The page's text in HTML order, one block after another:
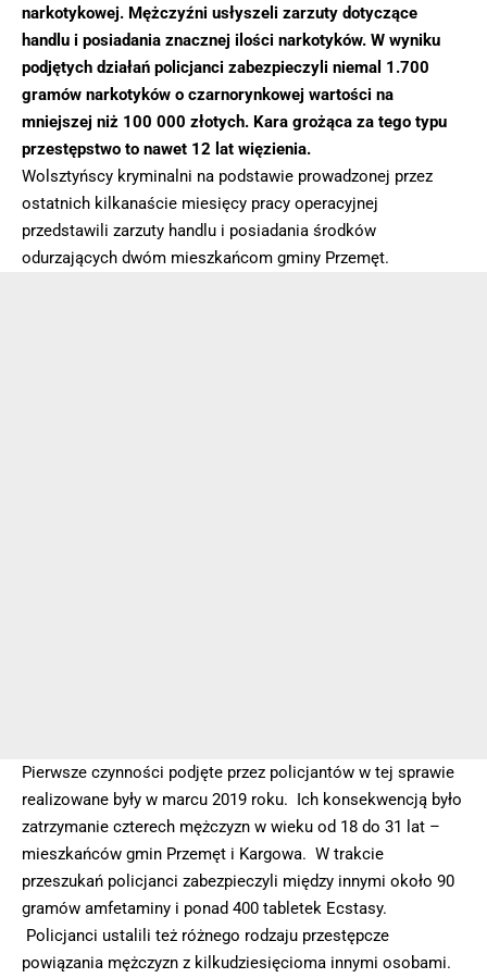
narkotykowej. Mężczyźni usłyszeli zarzuty dotyczące
handlu i posiadania znacznej ilości narkotyków. W wyniku
podjętych działań policjanci zabezpieczyli niemal 1.700
gramów narkotyków o czarnorynkowej wartości na
mniejszej niż 100 000 złotych. Kara grożąca za tego typu
przestępstwo to nawet 12 lat więzienia.
Wolsztyńscy kryminalni na podstawie prowadzonej przez
ostatnich kilkanaście miesięcy pracy operacyjnej
przedstawili zarzuty handlu i posiadania środków
odurzających dwóm mieszkańcom gminy Przemęt.
Pierwsze czynności podjęte przez policjantów w tej sprawie
realizowane były w marcu 2019 roku. Ich konsekwencją było
zatrzymanie czterech mężczyzn w wieku od 18 do 31 lat –
mieszkańców gmin Przemęt i Kargowa. W trakcie
przeszukań policjanci zabezpieczyli między innymi około 90
gramów amfetaminy i ponad 400 tabletek Ecstasy.
Policjanci ustalili też różnego rodzaju przestępcze
powiązania mężczyzn z kilkudziesięcioma innymi osobami.